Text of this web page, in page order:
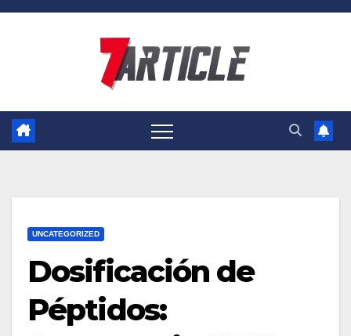
Skip
UNCATEGORIZED
Dosificación de
Péptidos: